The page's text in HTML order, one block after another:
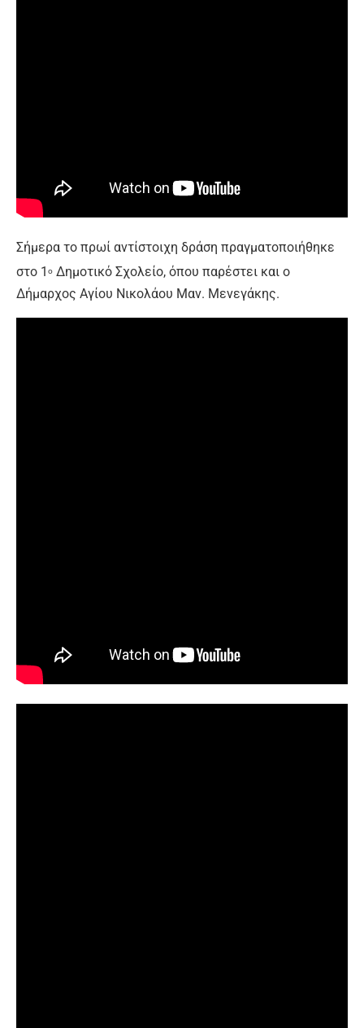
Σήμερα το πρωί αντίστοιχη δράση πραγματοποιήθηκε
στο 1 ο Δημοτικό Σχολείο, όπου παρέστει και ο
Δήμαρχος Αγίου Νικολάου Μαν. Μενεγάκης.